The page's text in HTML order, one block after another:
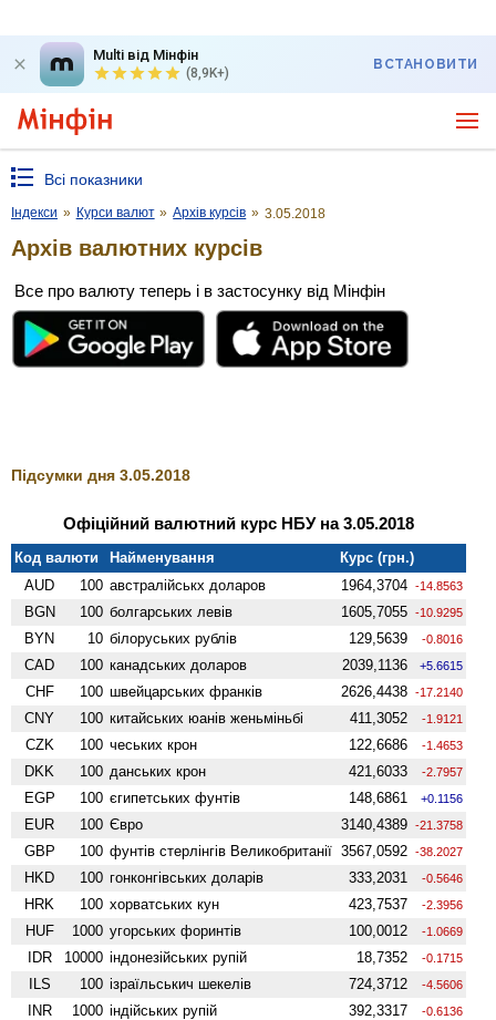
Multi від Мінфін
(8,9K+)
ВСТАНОВИТИ
Всі показники
Індекси » Курси валют » Архів курсів » 3.05.2018
Архів валютних курсів
Все про валюту теперь і в застосунку від Мінфін
Підсумки дня 3.05.2018
Офіційний валютний курс НБУ на 3.05.2018
Код валюти Найменування
Курс (грн.)
AUD
100 австралійськх доларов 1964,3704 -14.8563
BGN 100 болгарських левів 1605,7055 -10.9295
BYN 10 білоруських рублів 129,5639 -0.8016
CAD 100 канадських доларов 2039,1136 +5.6615
CHF 100 швейцарських франків 2626,4438 -17.2140
CNY 100 китайських юанів женьмiньбi 411,3052 -1.9121
CZK 100 чеських крон 122,6686 -1.4653
DKK 100 данських крон 421,6033 -2.7957
EGP 100 єгипетських фунтів 148,6861 +0.1156
EUR 100 Євро 3140,4389 -21.3758
GBP 100 фунтів стерлінгів Велико­британії 3567,0592 -38.2027
HKD 100 гонконгівських доларів 333,2031 -0.5646
HRK 100 хорватських кун 423,7537 -2.3956
HUF 1000 угорських форинтів 100,0012 -1.0669
IDR 10000 індонезійських рупій 18,7352 -0.1715
ILS 100 ізраїльськич шекелів 724,3712 -4.5606
INR 1000 індійських рупій 392,3317 -0.6136